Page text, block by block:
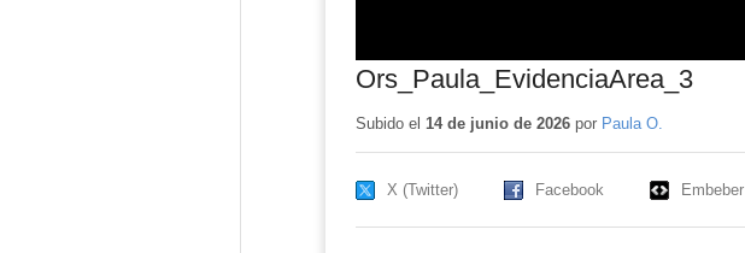
Ors_Paula_EvidenciaArea_3
Subido el 14 de junio de 2026por Paula O.
X (Twitter) Facebook Embeber